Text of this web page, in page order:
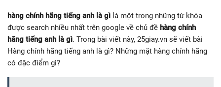
hàng chính hãng tiếng anh là gì là một trong những từ khóa
được search nhiều nhất trên google về chủ đề hàng chính
hãng tiếng anh là gì. Trong bài viết này, 25giay.vn sẽ viết bài
Hàng chính hãng tiếng anh là gì? Những mặt hàng chính hãng
có đặc điểm gì?